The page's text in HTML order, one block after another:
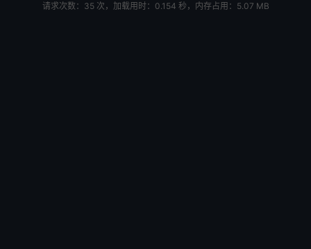
请求次数：35 次，加载用时：0.154 秒，内存占用：5.07 MB